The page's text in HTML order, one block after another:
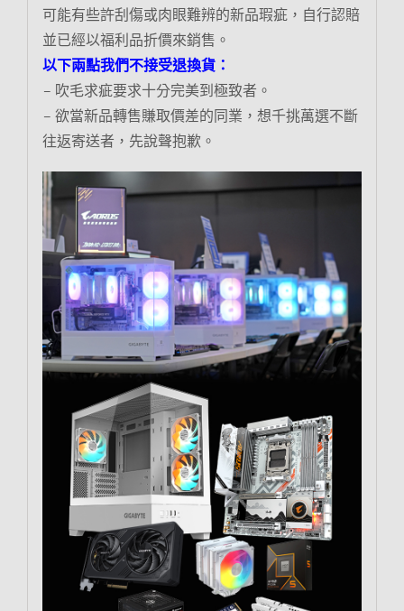
可能有些許刮傷或肉眼難辨的新品瑕疵，自行認賠
並已經以福利品折價來銷售。
以下兩點我們不接受退換貨：
– 吹毛求疵要求十分完美到極致者。
– 欲當新品轉售賺取價差的同業，想千挑萬選不斷
往返寄送者，先說聲抱歉。